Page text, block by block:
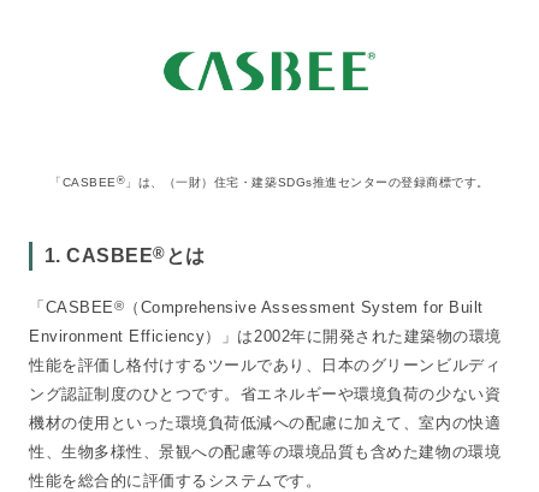
「CASBEE ® 」は、（一財）住宅・建築SDGs推進センターの登録商標です。
1. CASBEE® とは
「CASBEE®
（Comprehensive Assessment System for Built
Environment Efficiency）」は2002年に開発された建築物の環境
性能を評価し格付けするツールであり、日本のグリーンビルディ
ング認証制度のひとつです。省エネルギーや環境負荷の少ない資
機材の使用といった環境負荷低減への配慮に加えて、室内の快適
性、生物多様性、景観への配慮等の環境品質も含めた建物の環境
性能を総合的に評価するシステムです。